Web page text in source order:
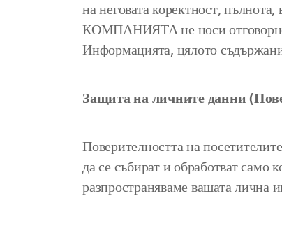
на неговата коректност,
КОМПАНИЯТА не носи
Информацията, цялото
Защита на личните данни
Поверителността на
да се събират и обработват само
разпространяваме вашата лична